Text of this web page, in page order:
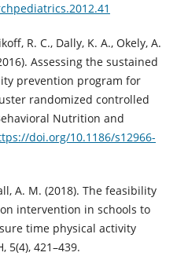
R. C., Dally, K. A., Okely, A.
Assessing the sustained
prevention program for
randomized controlled
Nutrition and
doi.org/10.1186/s12966-
A. M. (2018). The feasibility
intervention in schools to
time physical activity
5(4), 421–439.